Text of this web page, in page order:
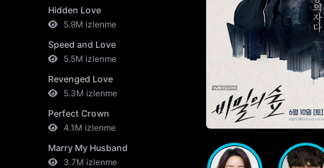
Hidden Love
5.9M izlenme
Speed and Love
5.5M izlenme
Revenged Love
5.3M izlenme
Perfect Crown
4.1M izlenme
Marry My Husband
3.7M izlenme